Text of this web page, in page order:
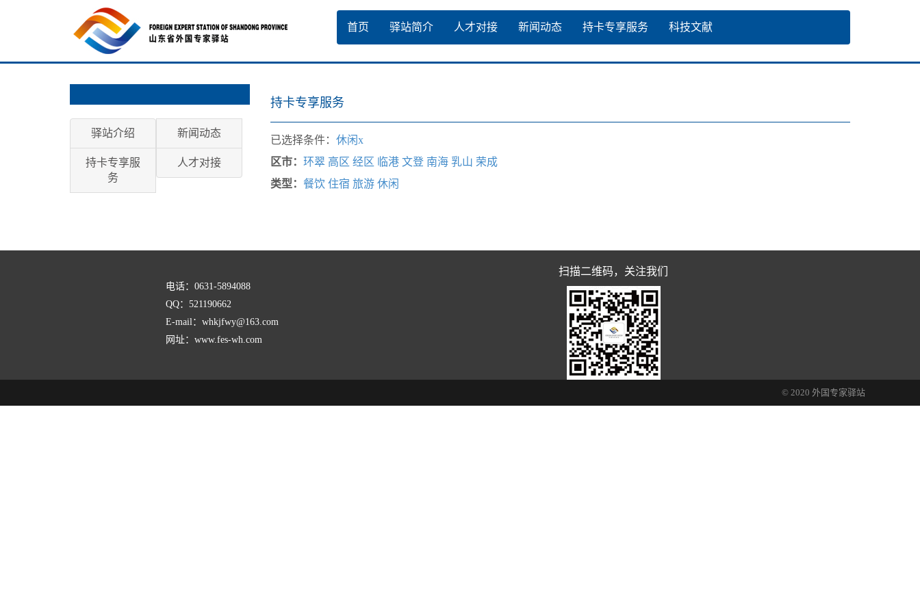
首页 驿站简介 人才对接 新闻动态 持卡专享服务 科技文献
驿站介绍 新闻动态
持卡专享服
务
人才对接
持卡专享服务
已选择条件： 休闲x
区市： 环翠 高区 经区 临港 文登 南海 乳山 荣成
类型： 餐饮 住宿 旅游 休闲
电话：0631-5894088
QQ：521190662
E-mail：whkjfwy@163.com
网址：www.fes-wh.com
扫描二维码，关注我们
© 2020 外国专家驿站